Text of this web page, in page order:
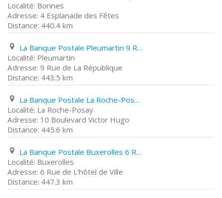
Bonnes
4 Esplanade des Fêtes
440.4 km
La Banque Postale Pleumartin 9 Rue de La République
Pleumartin
9 Rue de La République
443.5 km
La Banque Postale La Roche-Posay 10 Boulevard Victor Hugo
La Roche-Posay
10 Boulevard Victor Hugo
445.6 km
La Banque Postale Buxerolles 6 Rue de L'hôtel de Ville
Buxerolles
6 Rue de L'hôtel de Ville
447.3 km